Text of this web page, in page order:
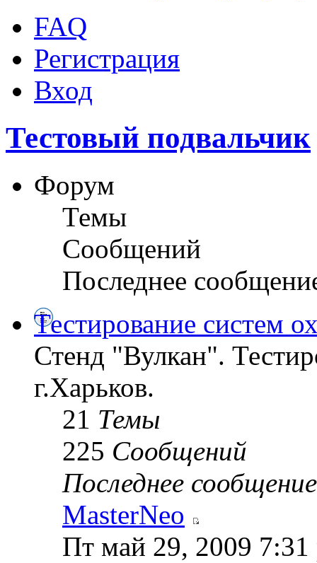
FAQ
Регистрация
Вход
Тестовый подвальчик
Форум
Темы
Сообщений
Последнее
Тестирование систем
Стенд "Вулкан".
г.Харьков.
21 Темы
225 Сообщений
Последнее сообщение
MasterNeo
Пт май 29, 2009 7:31